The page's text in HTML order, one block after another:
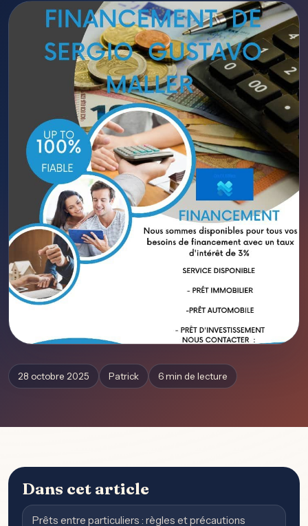
28 octobre 2025 Patrick 6 min de lecture
Dans cet article
Prêts entre particuliers : règles et précautions